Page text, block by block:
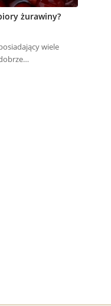
żurawiny?
wiele